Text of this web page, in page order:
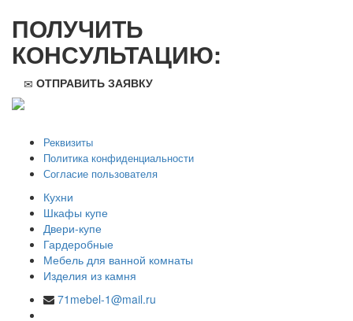
ПОЛУЧИТЬ
КОНСУЛЬТАЦИЮ:
ОТПРАВИТЬ ЗАЯВКУ
Реквизиты
Политика конфиденциальности
Согласие пользователя
Кухни
Шкафы купе
Двери-купе
Гардеробные
Мебель для ванной комнаты
Изделия из камня
71mebel-1@mail.ru